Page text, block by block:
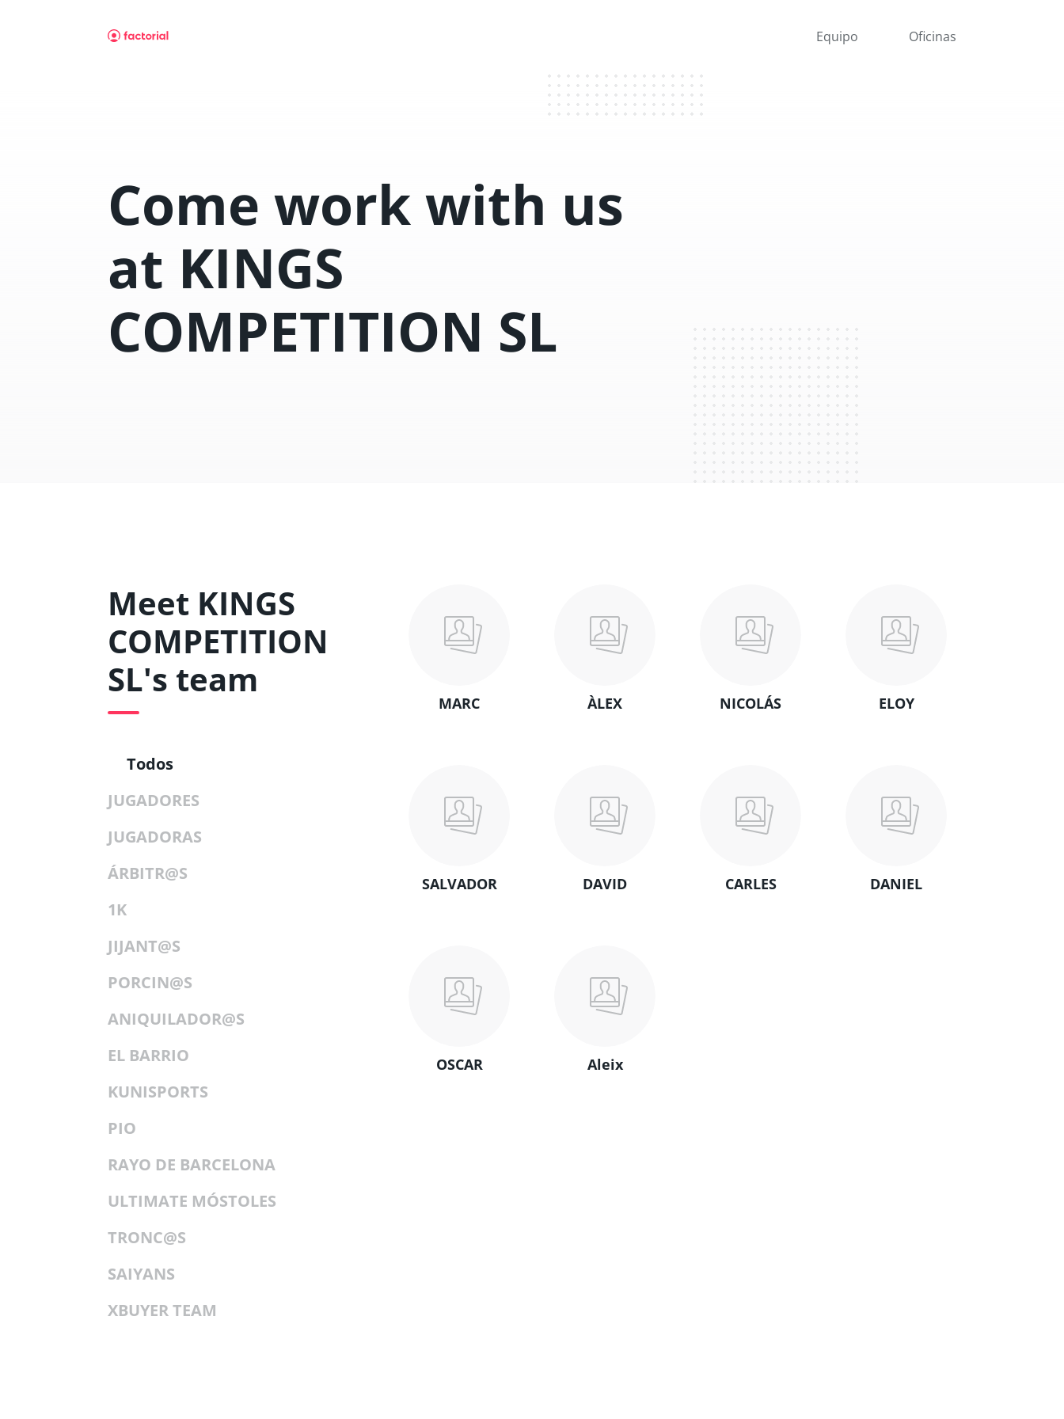
Equipo Oficinas
Come work with us
at KINGS
COMPETITION SL
Meet KINGS
COMPETITION
SL's team
Todos
JUGADORES
JUGADORAS
ÁRBITR@S
1K
JIJANT@S
PORCIN@S
ANIQUILADOR@S
EL BARRIO
KUNISPORTS
PIO
RAYO DE BARCELONA
ULTIMATE MÓSTOLES
TRONC@S
SAIYANS
XBUYER TEAM
MARC ÀLEX NICOLÁS ELOY
SALVADOR DAVID CARLES DANIEL
OSCAR Aleix